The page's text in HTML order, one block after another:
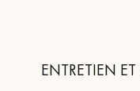
ENTRETIEN ET